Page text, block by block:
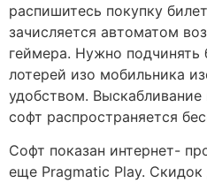
распишитесь покупку
зачисляется автоматом
геймера. Нужно
лотерей изо мобильника
удобством.
софт распространяется
Софт показан интернет-
еще Pragmatic Play.